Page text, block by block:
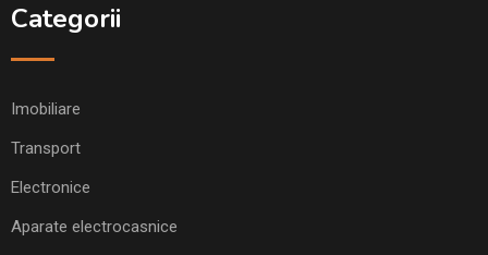
Categorii
Imobiliare
Transport
Electronice
Aparate electrocasnice